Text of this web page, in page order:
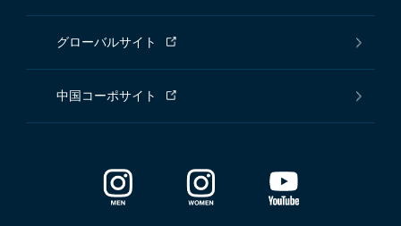
グローバルサイト
中国コーポサイト